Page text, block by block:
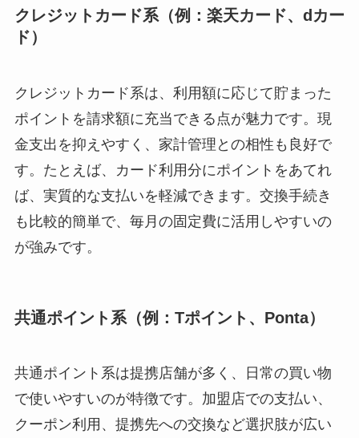
クレジットカード系（例：楽天カード、dカー
ド）
クレジットカード系は、利用額に応じて貯まった
ポイントを請求額に充当できる点が魅力です。現
金支出を抑えやすく、家計管理との相性も良好で
す。たとえば、カード利用分にポイントをあてれ
ば、実質的な支払いを軽減できます。交換手続き
も比較的簡単で、毎月の固定費に活用しやすいの
が強みです。
共通ポイント系（例：Tポイント、Ponta）
共通ポイント系は提携店舗が多く、日常の買い物
で使いやすいのが特徴です。加盟店での支払い、
クーポン利用、提携先への交換など選択肢が広い